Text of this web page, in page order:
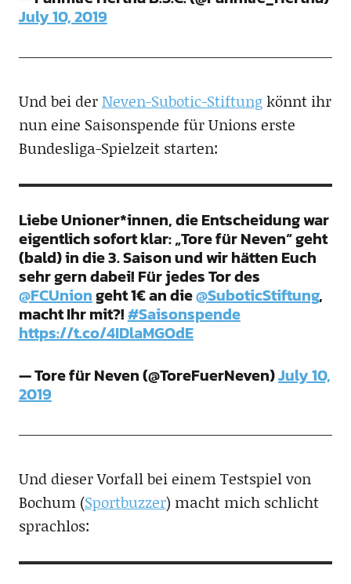
July 10, 2019
Und bei derNeven-Subotic-Stiftungkönnt ihr
nun eine Saisonspende für Unions erste
Bundesliga-Spielzeit starten:
Liebe Unioner*innen, die Entscheidung war
eigentlich sofort klar: „Tore für Neven“ geht
(bald) in die 3. Saison und wir hätten Euch
sehr gern dabei! Für jedes Tor des
@FCUniongeht 1€ an die@SuboticStiftung,
macht Ihr mit?!#Saisonspende
https://t.co/4IDlaMGOdE
— Tore für Neven (@ToreFuerNeven)July 10,
2019
Und dieser Vorfall bei einem Testspiel von
Bochum (Sportbuzzer) macht mich schlicht
sprachlos: